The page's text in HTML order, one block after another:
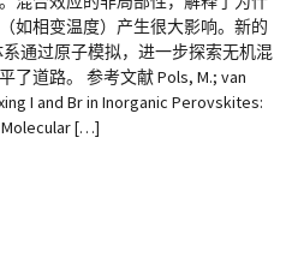
如相变温度）产生很大影响。新的
通过原子模拟，进一步探索无机混
了道路。 参考文献 Pols, M.; van
I and Br in Inorganic Perovskites:
[…]